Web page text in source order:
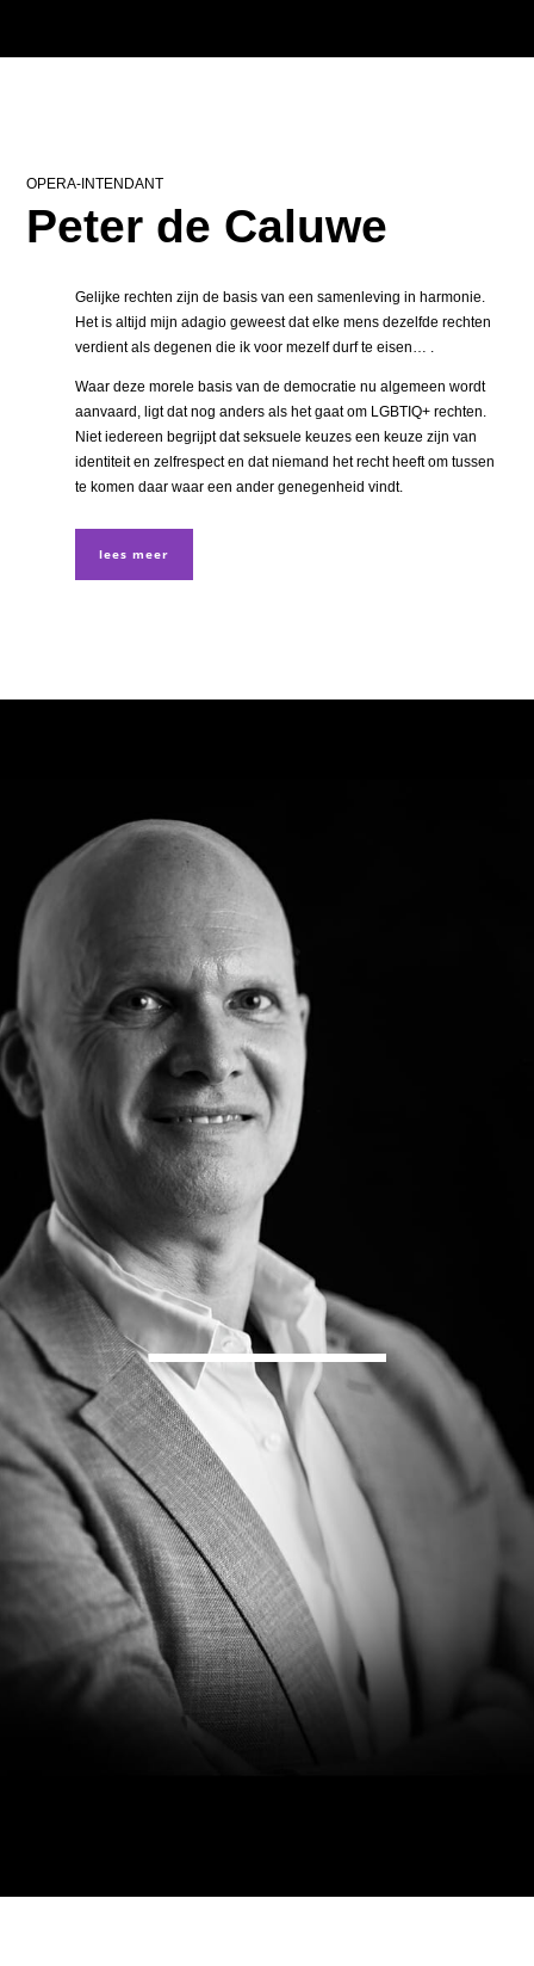
OPERA-INTENDANT
Peter de Caluwe
Gelijke rechten zijn de basis van een samenleving in harmonie.
Het is altijd mijn adagio geweest dat elke mens dezelfde rechten
verdient als degenen die ik voor mezelf durf te eisen… .
Waar deze morele basis van de democratie nu algemeen wordt
aanvaard, ligt dat nog anders als het gaat om LGBTIQ+ rechten.
Niet iedereen begrijpt dat seksuele keuzes een keuze zijn van
identiteit en zelfrespect en dat niemand het recht heeft om tussen
te komen daar waar een ander genegenheid vindt.
lees meer